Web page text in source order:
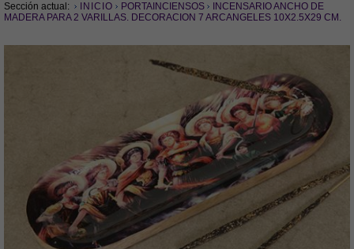
Sección actual: INICIO PORTAINCIENSOS
INCENSARIO ANCHO DE
MADERA PARA 2 VARILLAS. DECORACION 7 ARCANGELES 10X2.5X29 CM.